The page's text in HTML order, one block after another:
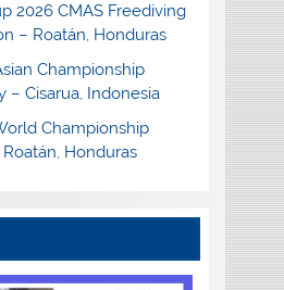
2026 CMAS Freediving
– Roatán, Honduras
Championship
– Cisarua, Indonesia
Championship
Honduras